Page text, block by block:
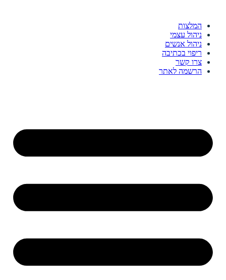
המלצות
ניהול עצמי
ניהול אנשים
ריפוי בכתיבה
צרו קשר
הרשמה לאתר